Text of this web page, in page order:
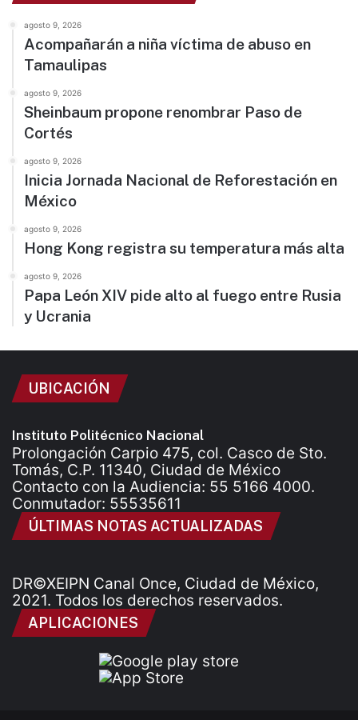
agosto 9, 2026
Acompañarán a niña víctima de abuso en
Tamaulipas
agosto 9, 2026
Sheinbaum propone renombrar Paso de
Cortés
agosto 9, 2026
Inicia Jornada Nacional de Reforestación en
México
agosto 9, 2026
Hong Kong registra su temperatura más alta
agosto 9, 2026
Papa León XIV pide alto al fuego entre Rusia
y Ucrania
UBICACIÓN
Instituto Politécnico Nacional
Prolongación Carpio 475, col. Casco de Sto.
Tomás, C.P. 11340, Ciudad de México
Contacto con la Audiencia: 55 5166 4000.
Conmutador: 55535611
ÚLTIMAS NOTAS ACTUALIZADAS
DR©XEIPN Canal Once, Ciudad de México,
2021. Todos los derechos reservados.
APLICACIONES